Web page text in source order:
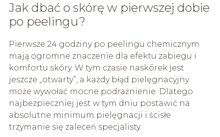
Jak dbać o skórę w pierwszej dobie
po peelingu?
Pierwsze 24 godziny po peelingu chemicznym
mają ogromne znaczenie dla efektu zabiegu i
komfortu skóry. W tym czasie naskórek jest
jeszcze „otwarty”, a każdy błąd pielęgnacyjny
może wywołać mocne podrażnienie. Dlatego
najbezpieczniej jest w tym dniu postawić na
absolutne minimum pielęgnacji i ścisłe
trzymanie się zaleceń specjalisty.